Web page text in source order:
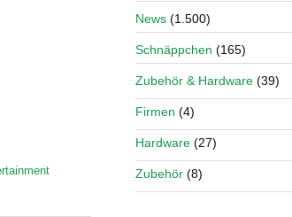
News (1.500)
Schnäppchen (165)
Zubehör & Hardware (39)
Firmen (4)
Hardware (27)
Zubehör (8)